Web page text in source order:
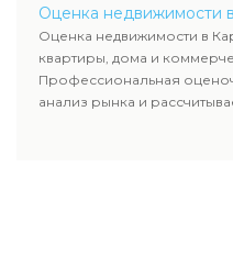
недвижимости включает
гарантирует объективные
используются для банков,
всему Казахстану.
Оценка недвижимости
Оценка недвижимости в
квартиры, дома и
Профессиональная
анализ рынка и
продажи, ипотеки, аренды